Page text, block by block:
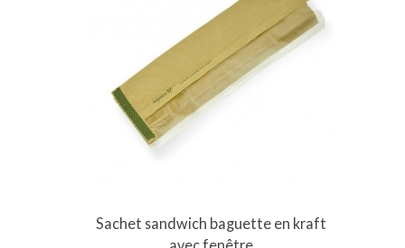
Vue rapide
Sachet sandwich baguette en kraft
avec fenêtre